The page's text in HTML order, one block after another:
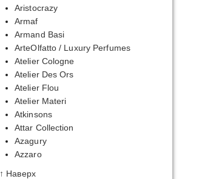
Aristocrazy
Armaf
Armand Basi
ArteOlfatto / Luxury Perfumes
Atelier Cologne
Atelier Des Ors
Atelier Flou
Atelier Materi
Atkinsons
Attar Collection
Azagury
Azzaro
↑ Наверх